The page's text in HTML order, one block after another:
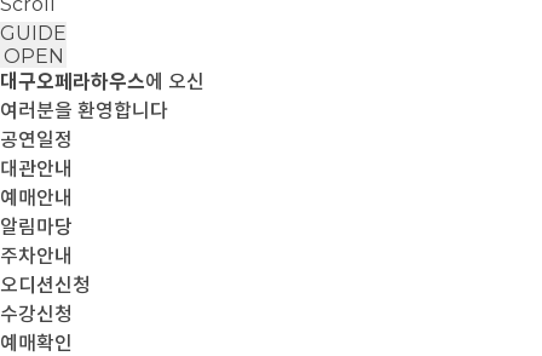
GUIDE
OPEN
대구오페라하우스에 오신
여러분을 환영합니다
공연일정
대관안내
예매안내
알림마당
주차안내
오디션신청
수강신청
예매확인